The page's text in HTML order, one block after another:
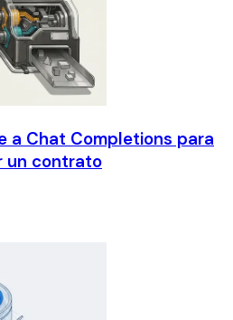
a Chat Completions para
un contrato